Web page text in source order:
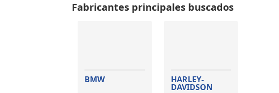
Fabricantes principales buscados
BMW HARLEY-
DAVIDSON